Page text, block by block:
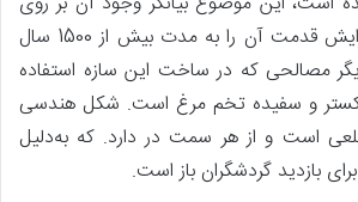
کوه بوده که سبب افرایش قدمت آن را به مدت بیش از 1500 سال
مصالحی که در ساخت این سازه استفاده
و سفیده تخم مرغ است. شکل هندسی
است و از هر سمت در دارد. که به‌دلیل
بازدید گردشگران باز است.